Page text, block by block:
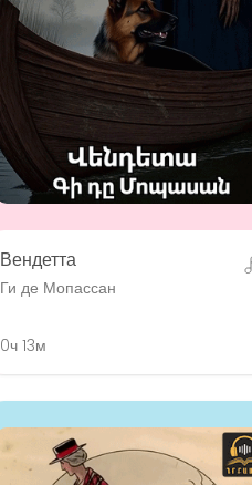
Вендетта
Ги де Мопассан
0ч 13м